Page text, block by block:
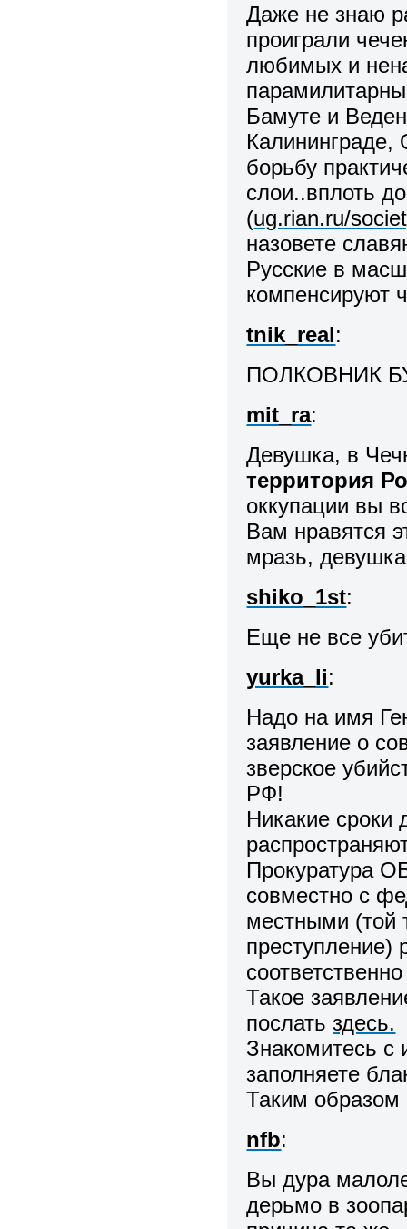
Даже не знаю
проиграли
любимых и
Бамуте и
борьбу
слои..вплоть
(ug.rian.ru/
назовете
Русские в
компенсируют
tnik_real:
ПОЛКОВНИК
mit_ra:
Девушка, в
территория
оккупации вы
Вам нравятся
мразь,
shiko_1st:
Еще не все
yurka_li:
Надо на имя
заявление о
зверское
РФ!
Никакие сроки
Прокуратура
совместно с
местными (той
преступление)
Такое
послатьздесь.
Знакомитесь с
заполняете
Таким образом
nfb:
Вы дура
дерьмо в